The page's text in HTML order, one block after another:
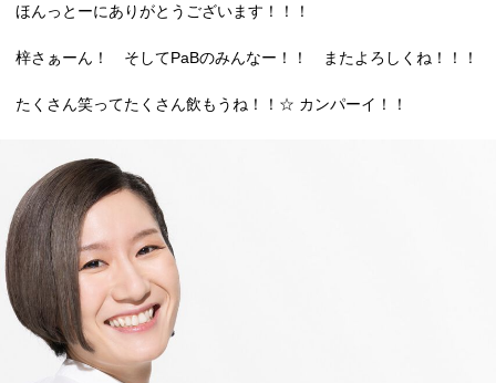
ほんっとーにありがとうございます！！！
梓さぁーん！ そしてPaBのみんなー！！ またよろしくね！！！
たくさん笑ってたくさん飲もうね！！☆ カンパーイ！！